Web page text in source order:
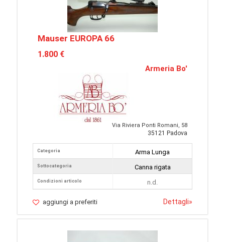
Mauser EUROPA 66
1.800 €
Armeria Bo'
Via Riviera Ponti Romani, 58
35121 Padova
Categoria
Sottocategoria
Condizioni articolo
Arma Lunga
Canna rigata
n.d.
aggiungi a preferiti Dettagli»